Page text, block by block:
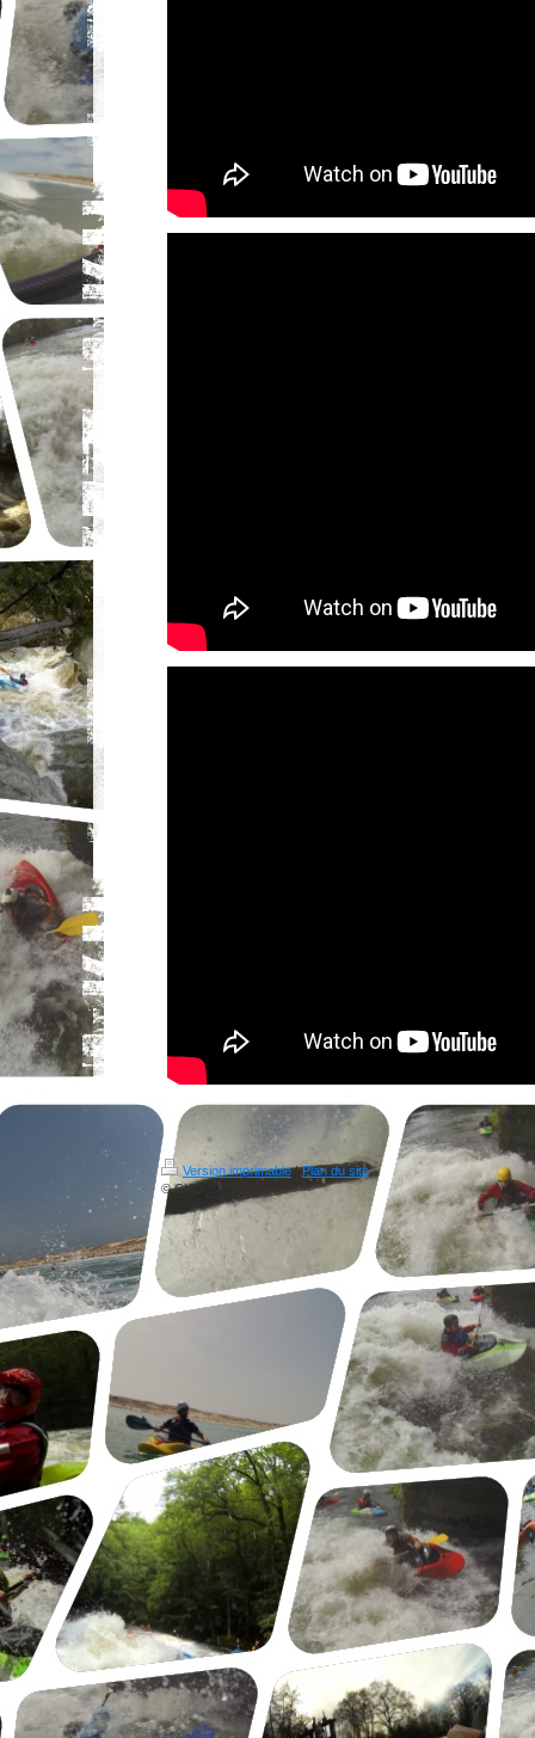
Version imprimable | Plan du site
© CKC-ST-SEURIN